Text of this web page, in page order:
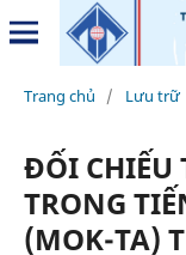
Trang chủ / Lưu trữ
ĐỐI CHIẾU
TRONG
(MOK-TA)